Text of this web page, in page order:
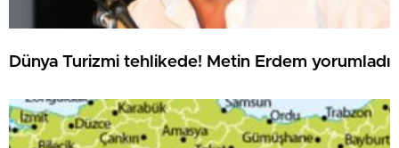
Dünya Turizmi tehlikede! Metin Erdem yorumladı